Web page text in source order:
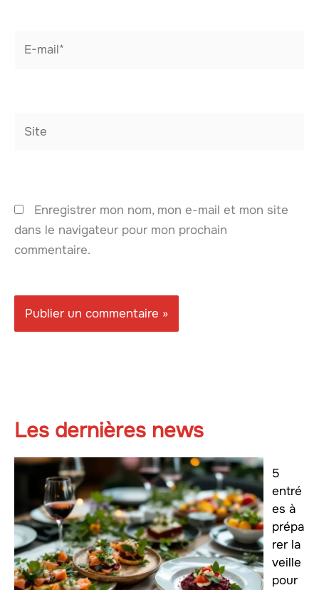
Enregistrer mon nom, mon e-mail et mon site
dans le navigateur pour mon prochain
commentaire.
Les dernières news
5
entré
es à
prépa
rer la
veille
pour